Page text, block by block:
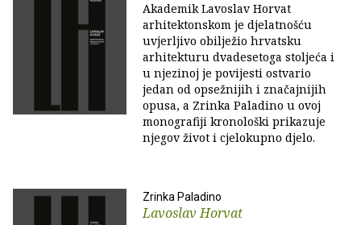
Akademik Lavoslav Horvat
arhitektonskom je djelatnošću
uvjerljivo obilježio hrvatsku
arhitekturu dvadesetoga stoljeća i
u njezinoj je povijesti ostvario
jedan od opsežnijih i značajnijih
opusa, a Zrinka Paladino u ovoj
monografiji kronološki prikazuje
njegov život i cjelokupno djelo.
Zrinka Paladino
Lavoslav Horvat